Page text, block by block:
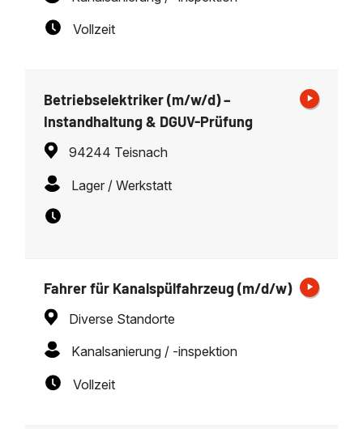
Vollzeit
Betriebselektriker (m/w/d) –
Instandhaltung & DGUV-Prüfung
94244 Teisnach
Lager / Werkstatt
Fahrer für Kanalspülfahrzeug (m/d/w)
Diverse Standorte
Kanalsanierung / -inspektion
Vollzeit